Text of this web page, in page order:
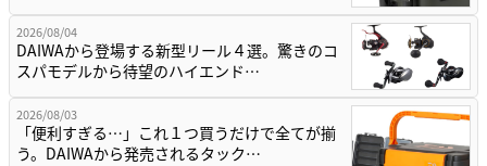
2026/08/04
DAIWAから登場する新型リール４選。驚きのコ
スパモデルから待望のハイエンド…
2026/08/03
「便利すぎる…」これ１つ買うだけで全てが揃
う。DAIWAから発売されるタック…